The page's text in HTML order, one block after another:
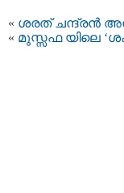
« ശരത് ചന്ദ്രന്‍
« മുസ്സഫ യിലെ